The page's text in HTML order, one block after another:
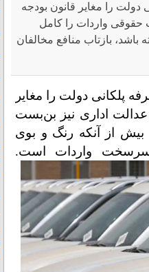
دولت را مغایر قانون بودجه
حقوقی واردات را کامل
بازتاب منافع مخالفان
پلکانی دولت را مغایر
عدالت اداری نیز بن‌بست
از آنکه رنگ و بوی
سرسخت واردات است.